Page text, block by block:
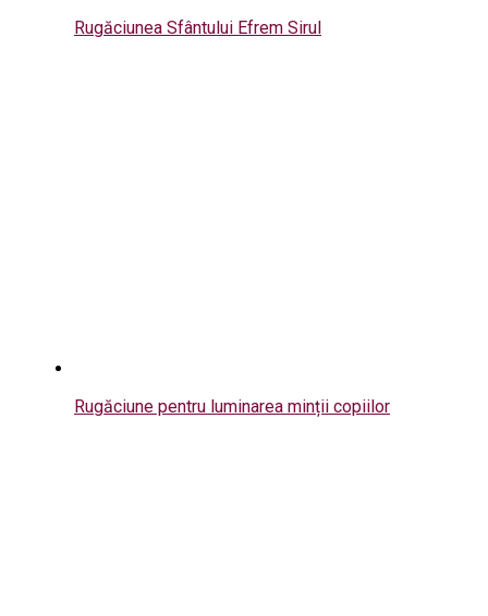
Rugăciunea Sfântului Efrem Sirul
Rugăciune pentru luminarea minții copiilor